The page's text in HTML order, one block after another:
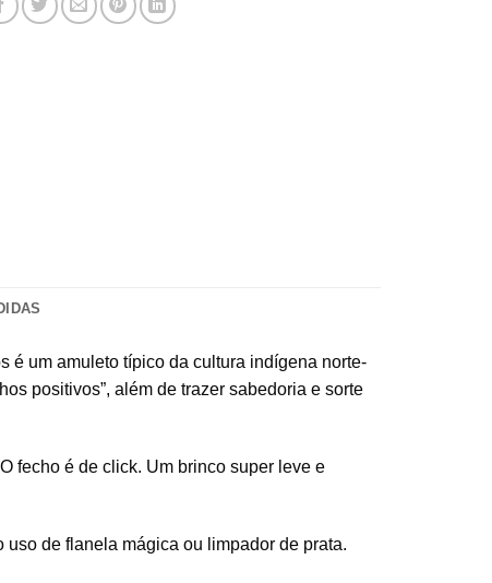
é um amuleto típico da cultura indígena norte-
positivos”, além de trazer sabedoria e sorte
fecho é de click. Um brinco super leve e
de flanela mágica ou limpador de prata.